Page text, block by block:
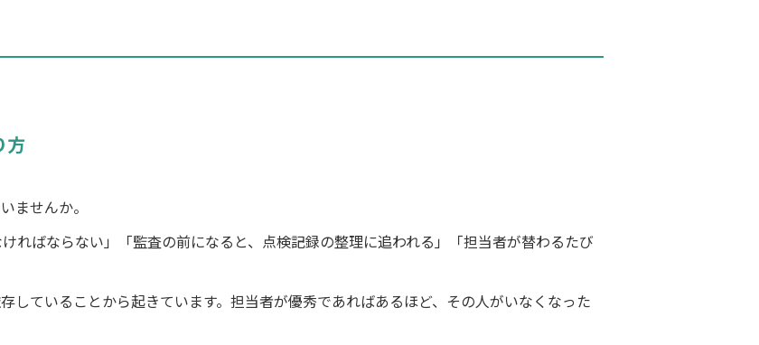
方
ませんか。
ればならない」「監査の前になると、点検記録の整理に追われる」「担当者が替わるたび
していることから起きています。担当者が優秀であればあるほど、その人がいなくなった